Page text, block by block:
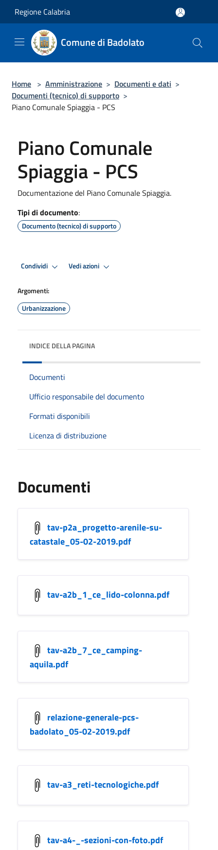
Regione Calabria
Comune di Badolato
Home > Amministrazione > Documenti e dati >
Documenti (tecnico) di supporto >
Piano Comunale Spiaggia - PCS
Piano Comunale
Spiaggia - PCS
Documentazione del Piano Comunale Spiaggia.
Tipi di documento:
Documento (tecnico) di supporto
Condividi Vedi azioni
Argomenti:
Urbanizzazione
INDICE DELLA PAGINA
Documenti
Ufficio responsabile del documento
Formati disponibili
Licenza di distribuzione
Documenti
tav-p2a_progetto-arenile-su-
catastale_05-02-2019.pdf
tav-a2b_1_ce_lido-colonna.pdf
tav-a2b_7_ce_camping-
aquila.pdf
relazione-generale-pcs-
badolato_05-02-2019.pdf
tav-a3_reti-tecnologiche.pdf
tav-a4-_-sezioni-con-foto.pdf